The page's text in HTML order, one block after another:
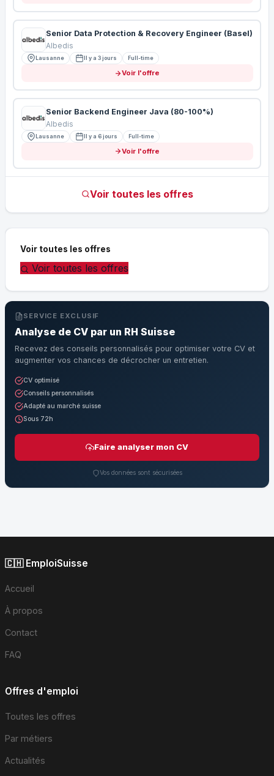
Senior Data Protection & Recovery Engineer (Basel)
Albedis
Lausanne Il y a 3 jours Full-time
Voir l'offre
Senior Backend Engineer Java (80-100%)
Albedis
Lausanne Il y a 6 jours Full-time
Voir l'offre
Voir toutes les offres
Voir toutes les offres
Voir toutes les offres
SERVICE EXCLUSIF
Analyse de CV par un RH Suisse
Recevez des conseils personnalisés pour optimiser votre CV et
augmenter vos chances de décrocher un entretien.
CV optimisé
Conseils personnalisés
Adapté au marché suisse
Sous 72h
Faire analyser mon CV
Vos données sont sécurisées
🇨🇭 EmploiSuisse
Accueil
À propos
Contact
FAQ
Offres d'emploi
Toutes les offres
Par métiers
Actualités